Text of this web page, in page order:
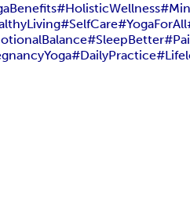
#HolisticWellness
#SelfCare#YogaForAll
#SleepBetter
#DailyPractice